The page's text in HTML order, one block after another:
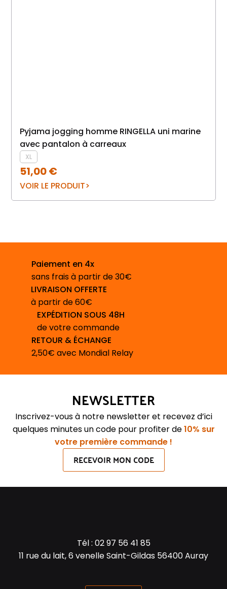
Pyjama jogging homme RINGELLA uni marine
avec pantalon à carreaux
XL
51,00€
VOIR LE PRODUIT
Paiement en 4x
sans frais à partir de 30€
LIVRAISON OFFERTE
à partir de 60€
EXPÉDITION SOUS 48H
de votre commande
RETOUR & ÉCHANGE
2,50€ avec Mondial Relay
NEWSLETTER
Inscrivez-vous à notre newsletter et recevez d’ici
quelques minutes un code pour profiter de10% sur
votre première commande !
RECEVOIR MON CODE
Tél : 02 97 56 41 85
11 rue du lait, 6 venelle Saint-Gildas 56400 Auray